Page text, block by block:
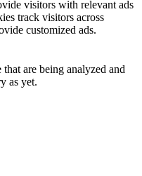
visitors with relevant ads
track visitors across
customized ads.
are being analyzed and
as yet.